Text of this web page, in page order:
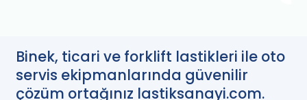
Binek, ticari ve forklift lastikleri ile oto
servis ekipmanlarında güvenilir
çözüm ortağınız lastiksanayi.com.